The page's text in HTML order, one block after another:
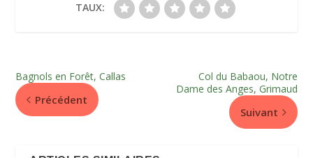
TAUX:
Bagnols en Forêt, Callas
Précédent
Col du Babaou, Notre
Dame des Anges, Grimaud
Suivant